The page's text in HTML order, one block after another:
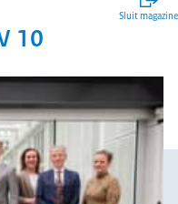
Sluit magazine
10